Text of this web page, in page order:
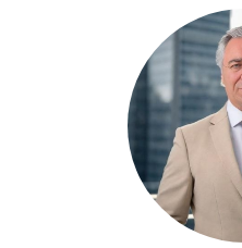
local pueden transformar una
oportunidad real para cerrar
Caso de Éxito 1:
una Propiedad
Imagina a Laura, una madre